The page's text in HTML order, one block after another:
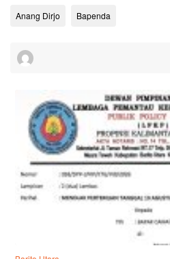
Anang Dirjo Bapenda